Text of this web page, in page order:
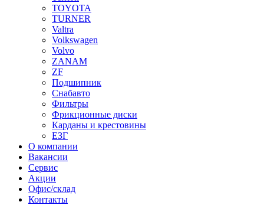
TOYOTA
TURNER
Valtra
Volkswagen
Volvo
ZANAM
ZF
Подшипник
Снабавто
Фильтры
Фрикционные диски
Карданы и крестовины
ЕЗГ
О компании
Вакансии
Сервис
Акции
Офис/склад
Контакты